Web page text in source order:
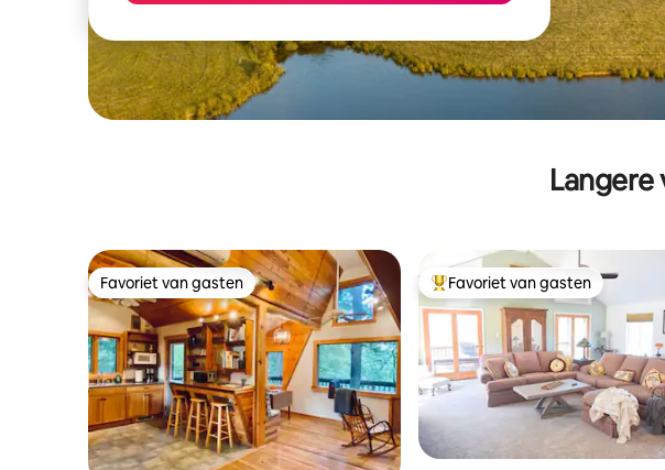
Favoriet van gasten
Favoriet van gasten Topfavoriet van gasten
Favoriet van gasten